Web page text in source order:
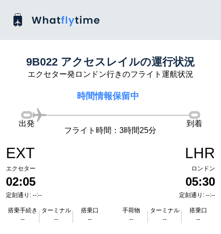
9B022 アクセスレイルの運行状況
エクセター発ロンドン行きのフライト運航状況
時間情報保留中
EXT
エクセター
02:05
定刻通り: --:--
搭乗手続き
--
ターミナル
--
搭乗口
--
出発
フライト時間：3時間25分
到着
LHR
ロンドン
05:30
定刻通り: --:--
手荷物
--
ターミナル
--
搭乗口
--